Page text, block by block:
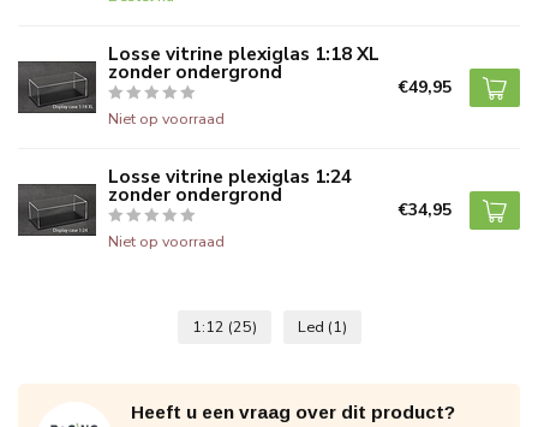
Losse vitrine plexiglas 1:18 XL
zonder ondergrond
Niet op voorraad
€49,95
Losse vitrine plexiglas 1:24
zonder ondergrond
Niet op voorraad
€34,95
1:12 (25) Led (1)
Heeft u een vraag over dit product?